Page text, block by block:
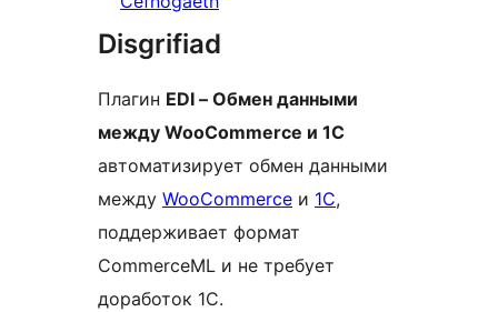
Disgrifiad
Плагин EDI – Обмен данными
между WooCommerce и 1С
автоматизирует обмен данными
между WooCommerce и 1С,
поддерживает формат
CommerceML и не требует
доработок 1С.